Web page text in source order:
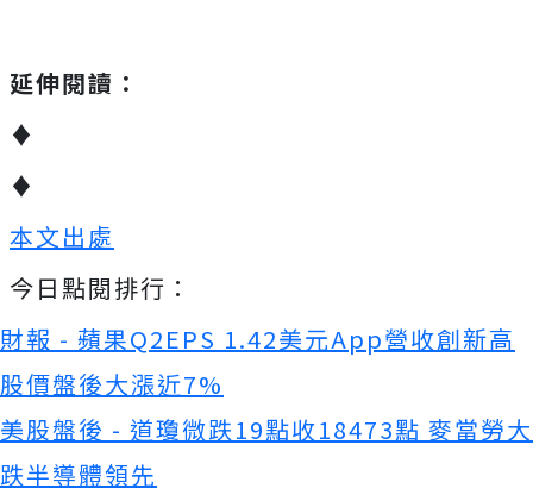
延伸閱讀：
♦
♦
本文出處
今日點閱排行：
財報 - 蘋果Q2EPS 1.42美元App營收創新高
股價盤後大漲近7%
美股盤後 - 道瓊微跌19點收18473點 麥當勞大
跌半導體領先